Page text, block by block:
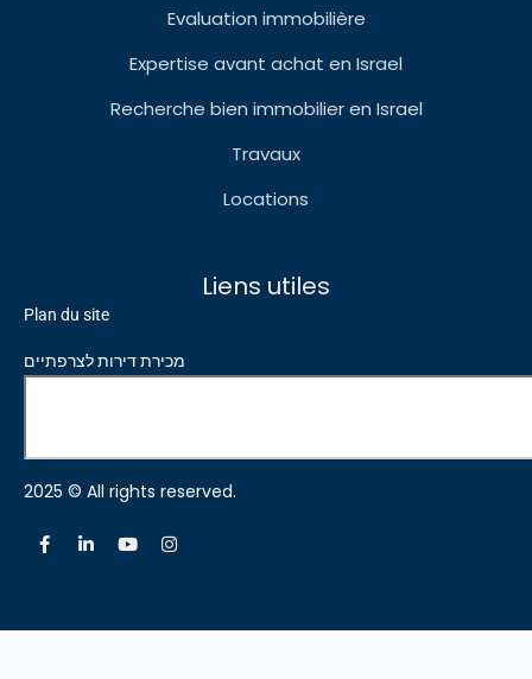
Evaluation immobilière
Expertise avant achat en Israel
Recherche bien immobilier en Israel
Travaux
Locations
Liens utiles
Plan du site
מכירת דירות לצרפתיים
2025 © All rights reserved.